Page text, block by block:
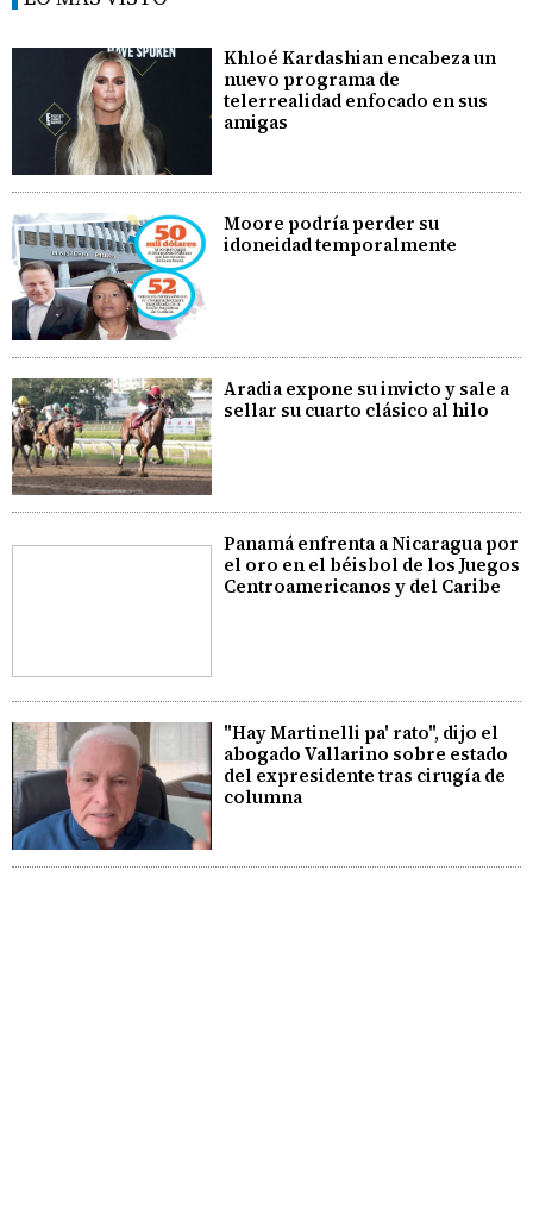
Khloé Kardashian encabeza un
nuevo programa de
telerrealidad enfocado en sus
amigas
Moore podría perder su
idoneidad temporalmente
Aradia expone su invicto y sale a
sellar su cuarto clásico al hilo
Panamá enfrenta a Nicaragua por
el oro en el béisbol de los Juegos
Centroamericanos y del Caribe
"Hay Martinelli pa' rato", dijo el
abogado Vallarino sobre estado
del expresidente tras cirugía de
columna